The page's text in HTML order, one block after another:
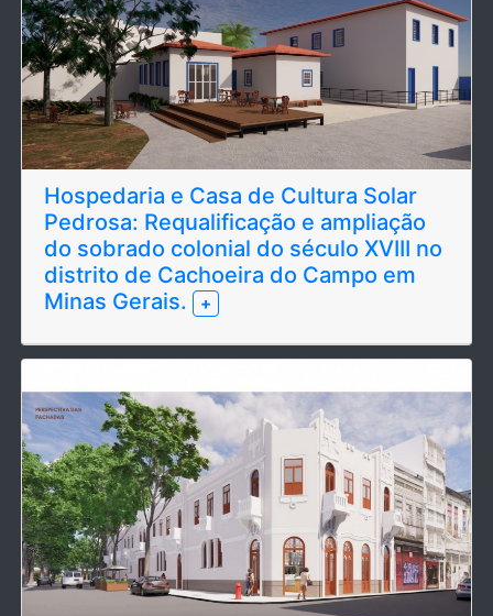
Hospedaria e Casa de Cultura Solar
Pedrosa: Requalificação e ampliação
do sobrado colonial do século XVIII no
distrito de Cachoeira do Campo em
Minas Gerais.
+